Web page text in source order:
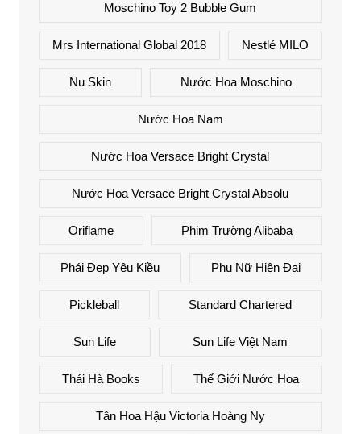
Moschino Toy 2 Bubble Gum
Mrs International Global 2018 Nestlé MILO
Nu Skin Nước Hoa Moschino
Nước Hoa Nam
Nước Hoa Versace Bright Crystal
Nước Hoa Versace Bright Crystal Absolu
Oriflame Phim Trường Alibaba
Phái Đẹp Yêu Kiều Phụ Nữ Hiện Đại
Pickleball Standard Chartered
Sun Life Sun Life Việt Nam
Thái Hà Books Thế Giới Nước Hoa
Tân Hoa Hậu Victoria Hoàng Ny